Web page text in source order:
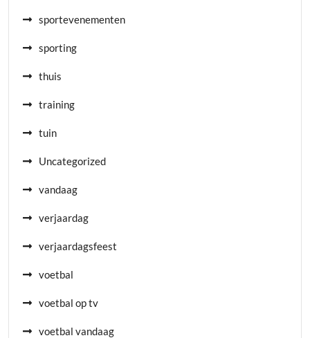
sportevenementen
sporting
thuis
training
tuin
Uncategorized
vandaag
verjaardag
verjaardagsfeest
voetbal
voetbal op tv
voetbal vandaag